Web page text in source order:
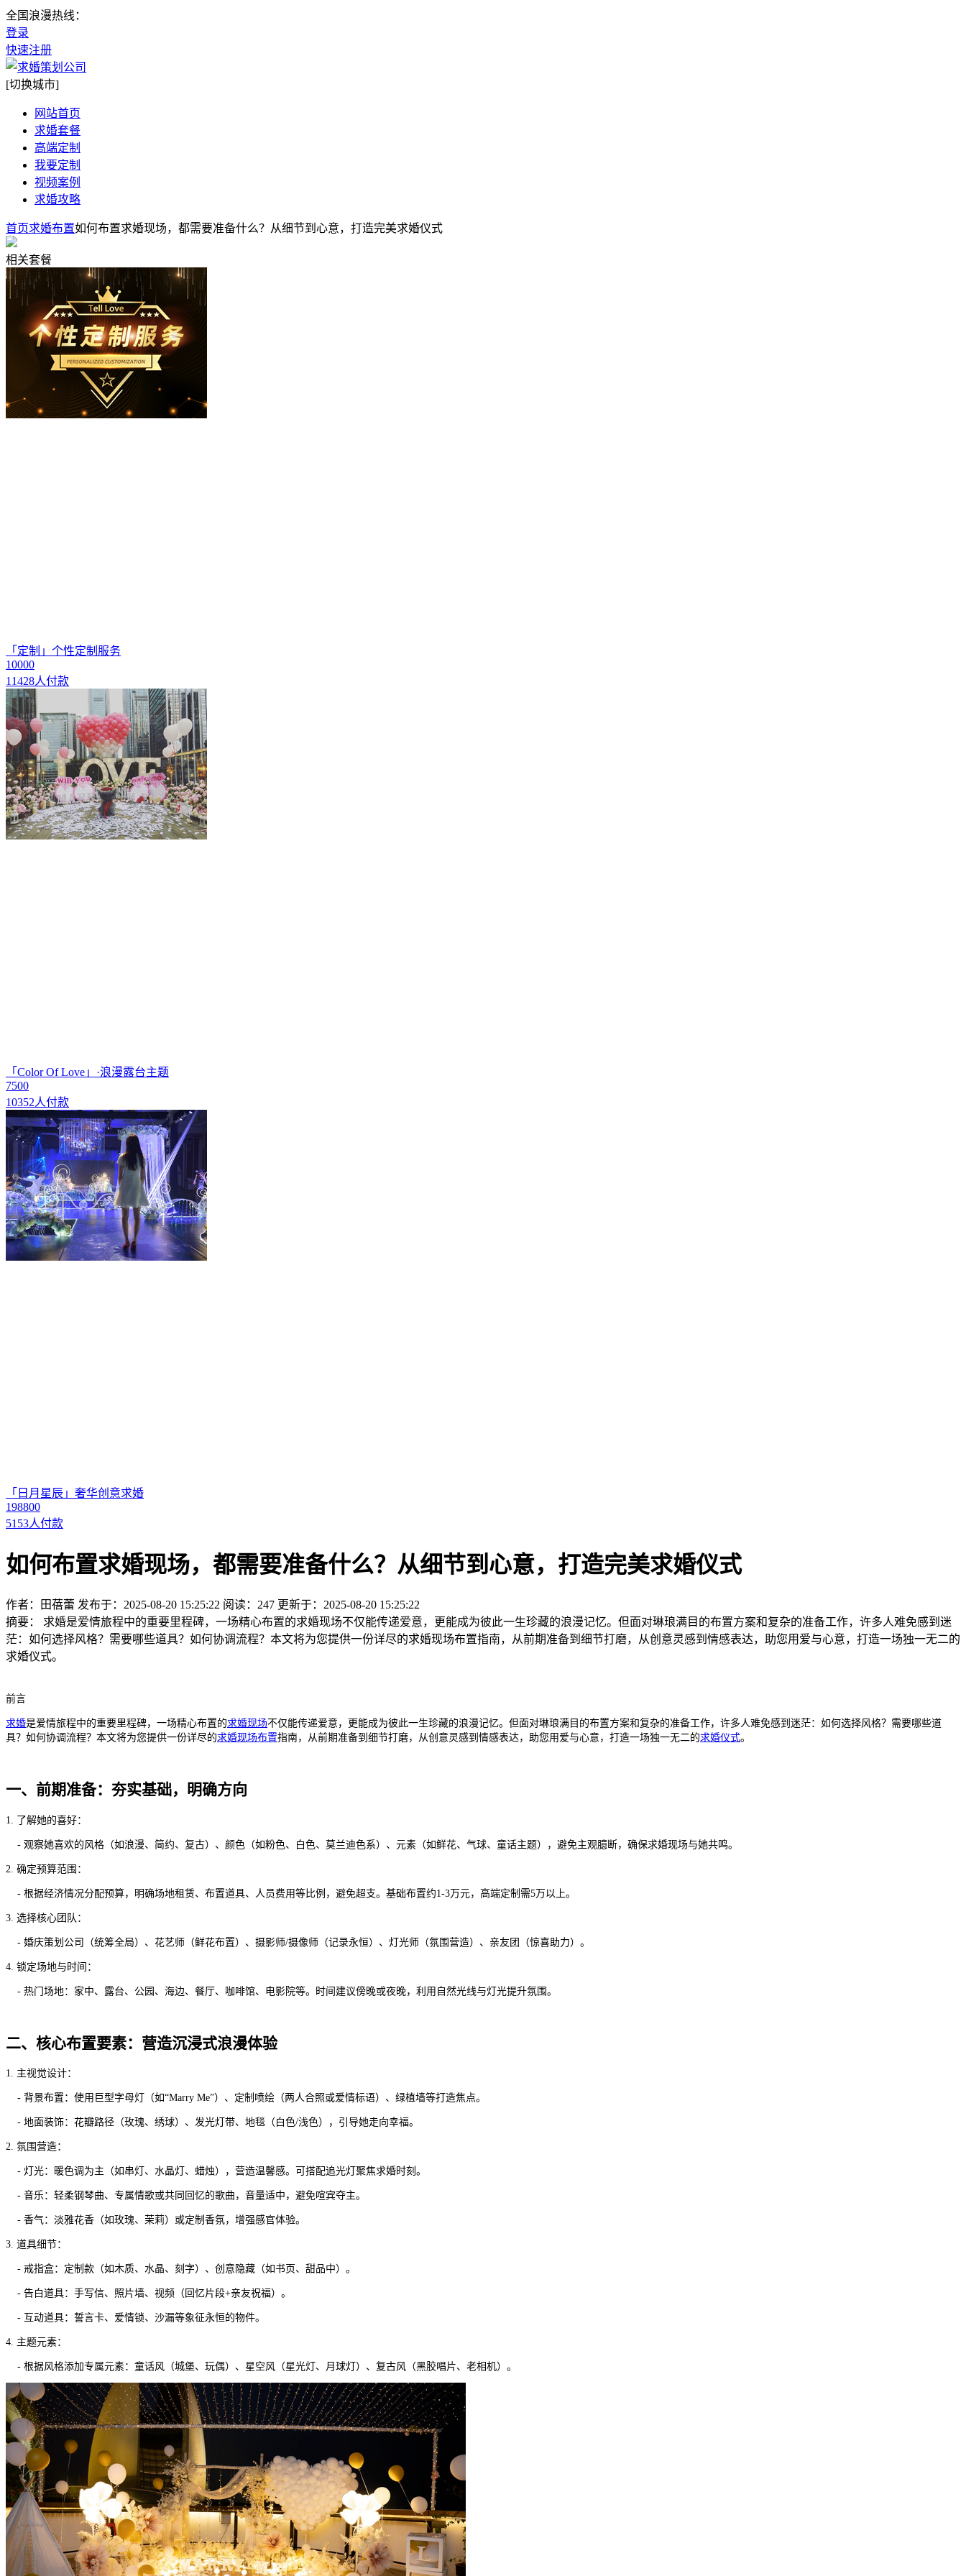
全国浪漫热线：
登录
快速注册
[切换城市]
网站首页
求婚套餐
高端定制
我要定制
视频案例
求婚攻略
首页求婚布置如何布置求婚现场，都需要准备什么？从细节到心意，打造完美求婚仪式
相关套餐
「定制」个性定制服务
10000
11428人付款
「Color Of Love」·浪漫露台主题
7500
10352人付款
「日月星辰」奢华创意求婚
198800
5153人付款
如何布置求婚现场，都需要准备什么？从细节到心意，打造完美求婚仪式
作者：田蓓蕾 发布于：2025-08-20 15:25:22 阅读：247 更新于：2025-08-20 15:25:22
摘要：
求婚是爱情旅程中的重要里程碑，一场精心布置的求婚现场不仅能传递爱意，更能成为彼此一生珍藏的浪漫记忆。但面对琳琅满目的布置方案和复杂的准备工作，许多人难免感到迷
茫：如何选择风格？需要哪些道具？如何协调流程？本文将为您提供一份详尽的求婚现场布置指南，从前期准备到细节打磨，从创意灵感到情感表达，助您用爱与心意，打造一场独一无二的
求婚仪式。
前言
求婚是爱情旅程中的重要里程碑，一场精心布置的求婚现场不仅能传递爱意，更能成为彼此一生珍藏的浪漫记忆。但面对琳琅满目的布置方案和复杂的准备工作，许多人难免感到迷茫：如何选择风格？需要哪些道
具？如何协调流程？本文将为您提供一份详尽的求婚现场布置指南，从前期准备到细节打磨，从创意灵感到情感表达，助您用爱与心意，打造一场独一无二的求婚仪式。
一、前期准备：夯实基础，明确方向
1. 了解她的喜好：
- 观察她喜欢的风格（如浪漫、简约、复古）、颜色（如粉色、白色、莫兰迪色系）、元素（如鲜花、气球、童话主题），避免主观臆断，确保求婚现场与她共鸣。
2. 确定预算范围：
- 根据经济情况分配预算，明确场地租赁、布置道具、人员费用等比例，避免超支。基础布置约1-3万元，高端定制需5万以上。
3. 选择核心团队：
- 婚庆策划公司（统筹全局）、花艺师（鲜花布置）、摄影师/摄像师（记录永恒）、灯光师（氛围营造）、亲友团（惊喜助力）。
4. 锁定场地与时间：
- 热门场地：家中、露台、公园、海边、餐厅、咖啡馆、电影院等。时间建议傍晚或夜晚，利用自然光线与灯光提升氛围。
二、核心布置要素：营造沉浸式浪漫体验
1. 主视觉设计：
- 背景布置：使用巨型字母灯（如“Marry Me”）、定制喷绘（两人合照或爱情标语）、绿植墙等打造焦点。
- 地面装饰：花瓣路径（玫瑰、绣球）、发光灯带、地毯（白色/浅色），引导她走向幸福。
2. 氛围营造：
- 灯光：暖色调为主（如串灯、水晶灯、蜡烛），营造温馨感。可搭配追光灯聚焦求婚时刻。
- 音乐：轻柔钢琴曲、专属情歌或共同回忆的歌曲，音量适中，避免喧宾夺主。
- 香气：淡雅花香（如玫瑰、茉莉）或定制香氛，增强感官体验。
3. 道具细节：
- 戒指盒：定制款（如木质、水晶、刻字）、创意隐藏（如书页、甜品中）。
- 告白道具：手写信、照片墙、视频（回忆片段+亲友祝福）。
- 互动道具：誓言卡、爱情锁、沙漏等象征永恒的物件。
4. 主题元素：
- 根据风格添加专属元素：童话风（城堡、玩偶）、星空风（星光灯、月球灯）、复古风（黑胶唱片、老相机）。